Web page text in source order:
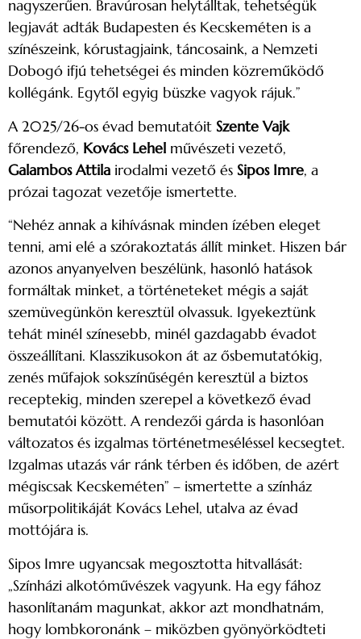
nagyszerűen. Bravúrosan helytálltak, tehetségük
legjavát adták Budapesten és Kecskeméten is a
színészeink, kórustagjaink, táncosaink, a Nemzeti
Dobogó ifjú tehetségei és minden közreműködő
kollégánk. Egytől egyig büszke vagyok rájuk.”
A 2025/26-os évad bemutatóit Szente Vajk
főrendező, Kovács Lehel művészeti vezető,
Galambos Attila irodalmi vezető és Sipos Imre, a
prózai tagozat vezetője ismertette.
“Nehéz annak a kihívásnak minden ízében eleget
tenni, ami elé a szórakoztatás állít minket. Hiszen bár
azonos anyanyelven beszélünk, hasonló hatások
formáltak minket, a történeteket mégis a saját
szemüvegünkön keresztül olvassuk. Igyekeztünk
tehát minél színesebb, minél gazdagabb évadot
összeállítani. Klasszikusokon át az ősbemutatókig,
zenés műfajok sokszínűségén keresztül a biztos
receptekig, minden szerepel a következő évad
bemutatói között. A rendezői gárda is hasonlóan
változatos és izgalmas történetmeséléssel kecsegtet.
Izgalmas utazás vár ránk térben és időben, de azért
mégiscsak Kecskeméten” – ismertette a színház
műsorpolitikáját Kovács Lehel, utalva az évad
mottójára is.
Sipos Imre ugyancsak megosztotta hitvallását:
„Színházi alkotóművészek vagyunk. Ha egy fához
hasonlítanám magunkat, akkor azt mondhatnám,
hogy lombkoronánk – miközben gyönyörködteti